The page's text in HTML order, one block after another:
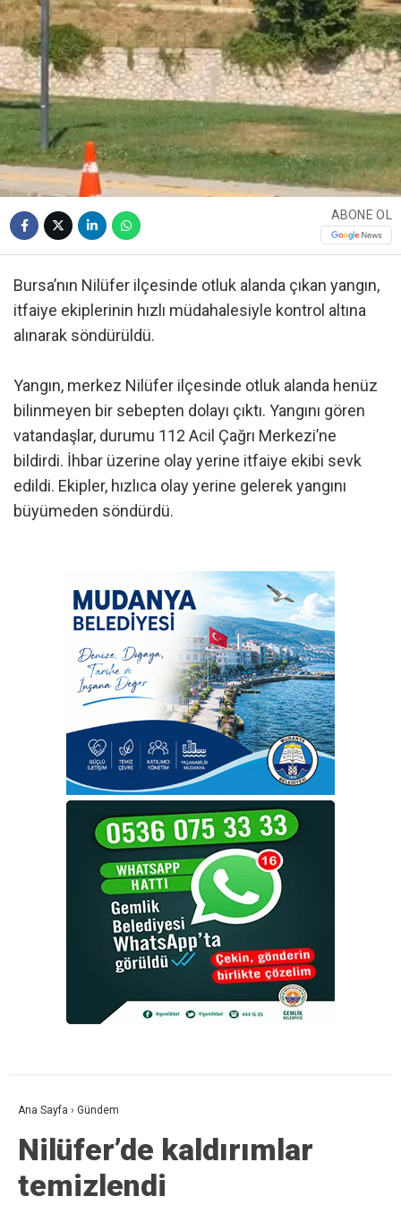
ABONE OL
Bursa’nın Nilüfer ilçesinde otluk alanda çıkan yangın,
itfaiye ekiplerinin hızlı müdahalesiyle kontrol altına
alınarak söndürüldü.
Yangın, merkez Nilüfer ilçesinde otluk alanda henüz
bilinmeyen bir sebepten dolayı çıktı. Yangını gören
vatandaşlar, durumu 112 Acil Çağrı Merkezi’ne
bildirdi. İhbar üzerine olay yerine itfaiye ekibi sevk
edildi. Ekipler, hızlıca olay yerine gelerek yangını
büyümeden söndürdü.
Ana Sayfa › Gündem
Nilüfer’de kaldırımlar
temizlendi